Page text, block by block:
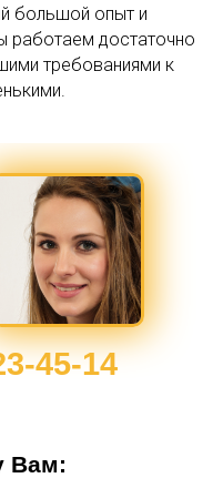
большой опыт и
достаточно
требованиями к
Вам:
45-14